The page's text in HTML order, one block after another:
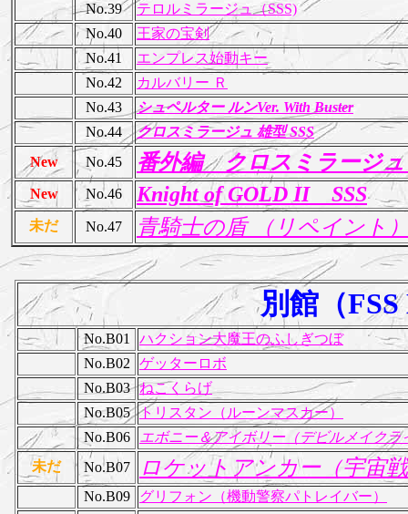
No.39
テロルミラージュ（SSS)
No.40
王家の宝剣
No.41
エンプレス始動キー
No.42
カルバリー Ｒ
No.43
シュペルター ルンVer. With Buster
No.44
クロスミラージュ 雄型 SSS
New
No.45 番外編 クロスミラージュ
New No.46 Knight of GOLD II SSS
未だ No.47 青騎士の盾 （リペイント
別館（
No.B01
ハクション大魔王のふしぎつぼ
No.B02
ゲッターロボ
No.B03
ねこくらげ
No.B05
トリスタン（ルーンマスカー）
No.B06
エボニー＆アイボリー（デビルメイクラ
未だ
No.B07 ロケットアンカー（宇宙
No.B09
グリフォン（機動警察パトレイバー）